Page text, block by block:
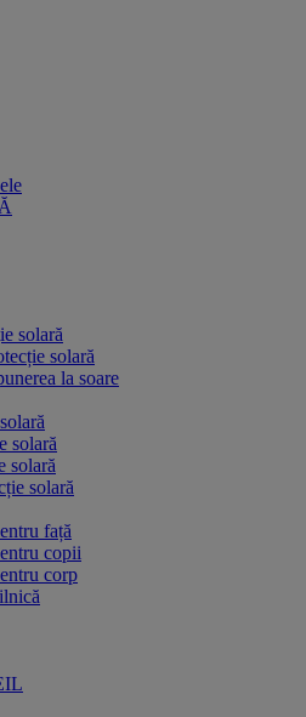
solară
solară
la soare
solară
solară
solară
față
copii
corp